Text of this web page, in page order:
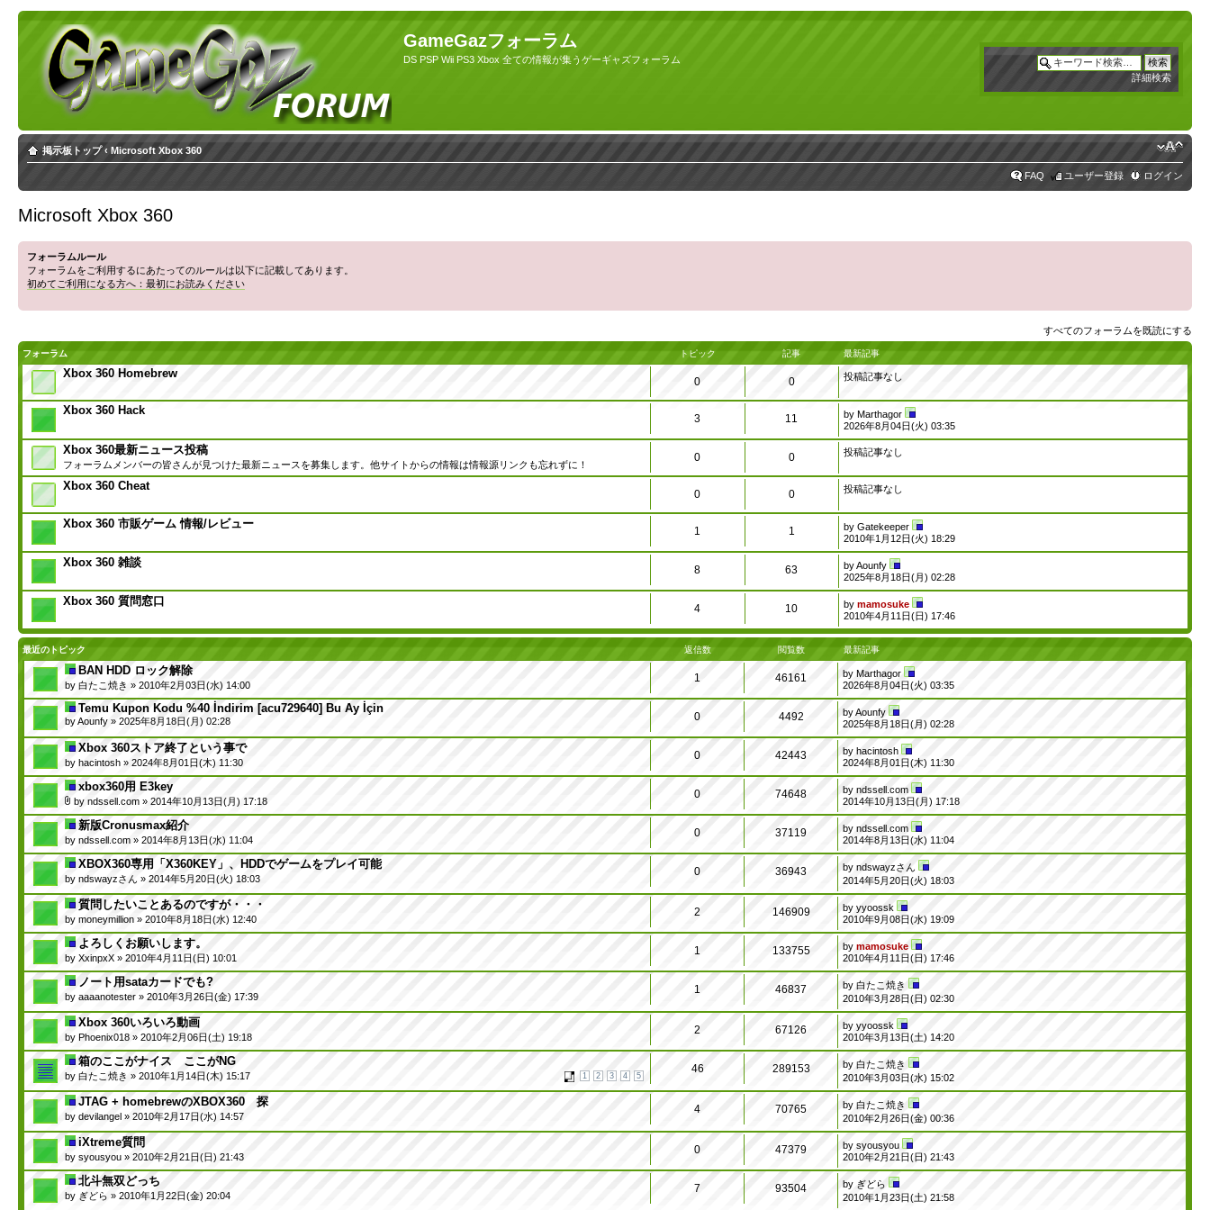
GameGazフォーラム
DS PSP Wii PS3 Xbox 全ての情報が集うゲーギャズフォーラム
詳細検索
掲示板トップ ‹ Microsoft Xbox 360
FAQ ユーザー登録 ログイン
Microsoft Xbox 360
フォーラムルール
フォーラムをご利用するにあたってのルールは以下に記載してあります。
初めてご利用になる方へ：最初にお読みください
すべてのフォーラムを既読にする
フォーラム トピック 記事 最新記事
Xbox 360 Homebrew
0 0 投稿記事なし
Xbox 360 Hack
3 11 byMarthagor
2026年8月04日(火) 03:35
Xbox 360最新ニュース投稿
フォーラムメンバーの皆さんが見つけた最新ニュースを募集します。他サイトからの情報は情報源リンクも忘れずに！
0 0 投稿記事なし
Xbox 360 Cheat
0 0 投稿記事なし
Xbox 360 市販ゲーム 情報/レビュー
1 1 byGatekeeper
2010年1月12日(火) 18:29
Xbox 360 雑談
8 63 byAounfy
2025年8月18日(月) 02:28
Xbox 360 質問窓口
4 10 bymamosuke
2010年4月11日(日) 17:46
最近のトピック 返信数 閲覧数 最新記事
BAN HDD ロック解除
by 白たこ焼き » 2010年2月03日(水) 14:00
1 46161 byMarthagor
2026年8月04日(火) 03:35
Temu Kupon Kodu %40 İndirim [acu729640] Bu Ay İçin
byAounfy » 2025年8月18日(月) 02:28 0 4492 byAounfy
2025年8月18日(月) 02:28
Xbox 360ストア終了という事で
by hacintosh » 2024年8月01日(木) 11:30
0 42443 byhacintosh
2024年8月01日(木) 11:30
xbox360用 E3key
by ndssell.com » 2014年10月13日(月) 17:18
0 74648 byndssell.com
2014年10月13日(月) 17:18
新版Cronusmax紹介
by ndssell.com » 2014年8月13日(水) 11:04
0 37119 byndssell.com
2014年8月13日(水) 11:04
XBOX360専用「X360KEY」、HDDでゲームをプレイ可能
by ndswayzさん » 2014年5月20日(火) 18:03
0 36943 byndswayzさん
2014年5月20日(火) 18:03
質問したいことあるのですが・・・
by moneymillion » 2010年8月18日(水) 12:40
2 146909 byyyoossk
2010年9月08日(水) 19:09
よろしくお願いします。
by XxinpxX » 2010年4月11日(日) 10:01
1 133755 bymamosuke
2010年4月11日(日) 17:46
ノート用sataカードでも?
by aaaanotester » 2010年3月26日(金) 17:39
1 46837 by白たこ焼き
2010年3月28日(日) 02:30
Xbox 360いろいろ動画
by Phoenix018 » 2010年2月06日(土) 19:18
2 67126 byyyoossk
2010年3月13日(土) 14:20
箱のここがナイス ここがNG
1 2 3 4 5
by 白たこ焼き » 2010年1月14日(木) 15:17
46 289153 by白たこ焼き
2010年3月03日(水) 15:02
JTAG + homebrewのXBOX360 探
by devilangel » 2010年2月17日(水) 14:57
4 70765 by白たこ焼き
2010年2月26日(金) 00:36
iXtreme質問
by syousyou » 2010年2月21日(日) 21:43
0 47379 bysyousyou
2010年2月21日(日) 21:43
北斗無双どっち
by ぎどら » 2010年1月22日(金) 20:04
7 93504 by ぎどら
2010年1月23日(土) 21:58